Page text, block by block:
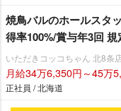
焼鳥バルのホールスタ
得率100%/賞与年3回 規
いただきコッコちゃん 北8条
月給34万6,350円～45万
正社員 / 北海道